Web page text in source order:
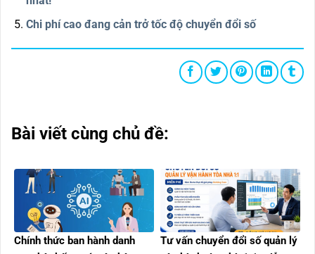
Chi phí cao đang cản trở tốc độ chuyển đổi số
Bài viết cùng chủ đề:
Chính thức ban hành danh
Tư vấn chuyển đổi số quản lý